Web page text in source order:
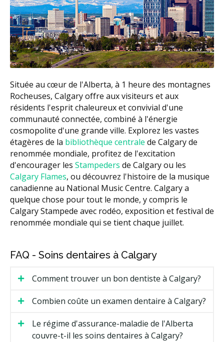
Située au cœur de l'Alberta, à 1 heure des montagnes
Rocheuses, Calgary offre aux visiteurs et aux
résidents l'esprit chaleureux et convivial d'une
communauté connectée, combiné à l'énergie
cosmopolite d'une grande ville. Explorez les vastes
étagères de la bibliothèque centrale de Calgary de
renommée mondiale, profitez de l'excitation
d'encourager les Stampeders de Calgary ou les
Calgary Flames, ou découvrez l'histoire de la musique
canadienne au National Music Centre. Calgary a
quelque chose pour tout le monde, y compris le
Calgary Stampede avec rodéo, exposition et festival de
renommée mondiale qui se tient chaque juillet.
FAQ - Soins dentaires à Calgary
Comment trouver un bon dentiste à Calgary?
Combien coûte un examen dentaire à Calgary?
Le régime d'assurance-maladie de l'Alberta
couvre-t-il les soins dentaires à Calgary?